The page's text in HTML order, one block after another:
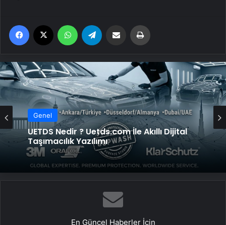
Facebook WhatsApp Email'den paylaş
Genel
UETDS Nedir ? Uetds.com İle Akıllı Dijital
Taşımacılık Yazılımı
En Güncel Haberler İçin